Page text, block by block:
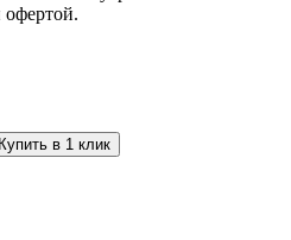
офертой.
Купить в 1 клик